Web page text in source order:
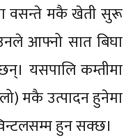
वसन्ते मकै खेती सुरू
आफ्नो सात बिघा
यसपालि कम्तीमा
मकै उत्पादन हुनेमा
हुन सक्छ।